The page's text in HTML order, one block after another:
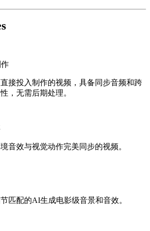
作
接投入制作的视频，具备同步音频和跨
，无需后期处理。
音效与视觉动作完美同步的视频。
匹配的AI生成电影级音景和音效。